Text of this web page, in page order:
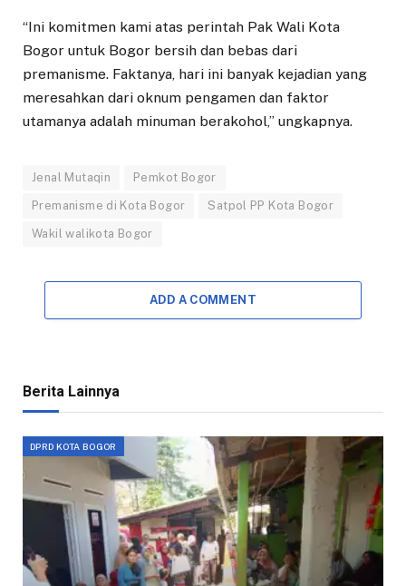
“Ini komitmen kami atas perintah Pak Wali Kota
Bogor untuk Bogor bersih dan bebas dari
premanisme. Faktanya, hari ini banyak kejadian yang
meresahkan dari oknum pengamen dan faktor
utamanya adalah minuman berakohol,” ungkapnya.
Jenal Mutaqin Pemkot Bogor
Premanisme di Kota Bogor Satpol PP Kota Bogor
Wakil walikota Bogor
ADD A COMMENT
Berita Lainnya
DPRD KOTA BOGOR